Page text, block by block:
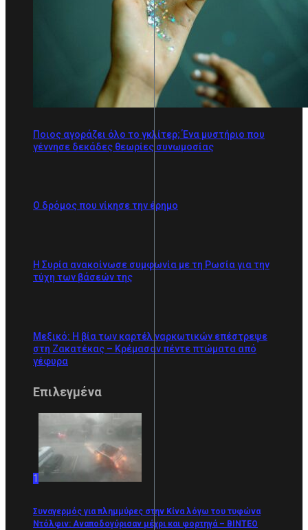
Ποιος αγοράζει όλο το γκλίτερ; Ένα μυστήριο που
γέννησε δεκάδες θεωρίες συνωμοσίας
Ο δρόμος που νίκησε την έρημο
Η Συρία ανακοίνωσε συμφωνία με τη Ρωσία για την
τύχη των βάσεών της
Μεξικό: Η βία των καρτέλ ναρκωτικών επέστρεψε
στη Zακατέκας – Κρέμασαν πέντε πτώματα από
γέφυρα
Επιλεγμένα
1
Συναγερμός για πλημμύρες στην Κίνα λόγω του τυφώνα
Ντόλφιν: Αναποδογύρισαν μέχρι και φορτηγά – BINTEO